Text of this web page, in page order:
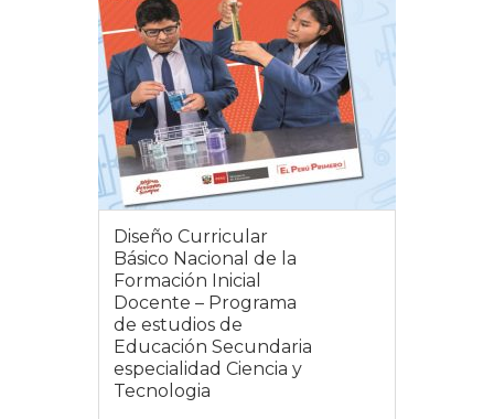
Diseño Curricular
Básico Nacional de la
Formación Inicial
Docente – Programa
de estudios de
Educación Secundaria
especialidad Ciencia y
Tecnologia